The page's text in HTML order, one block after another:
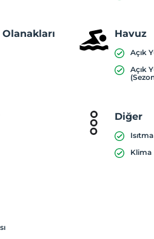
Olanakları Havuz
Açık
Açık
Diğer
Isıtma
Klima